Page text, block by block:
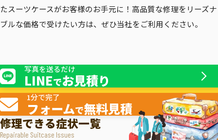
たスーツケースがお客様のお手元に！高品質な修理をリーズナ
ブルな価格で受けたい方は、ぜひ当社をご利用ください。
写真を送るだけ
LINEでお見積り
1分で完了
フォームで無料見積
修理できる症状一覧
Repairable Suitcase Issues